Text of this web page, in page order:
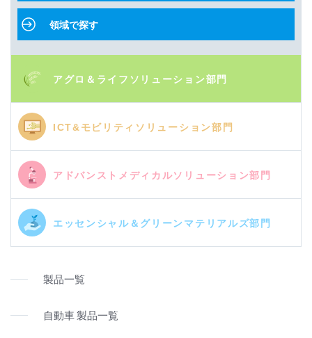
領域で探す
アグロ＆ライフソリューション部門
ICT&モビリティソリューション部門
アドバンストメディカルソリューション部門
エッセンシャル＆グリーンマテリアルズ部門
製品一覧
自動車 製品一覧